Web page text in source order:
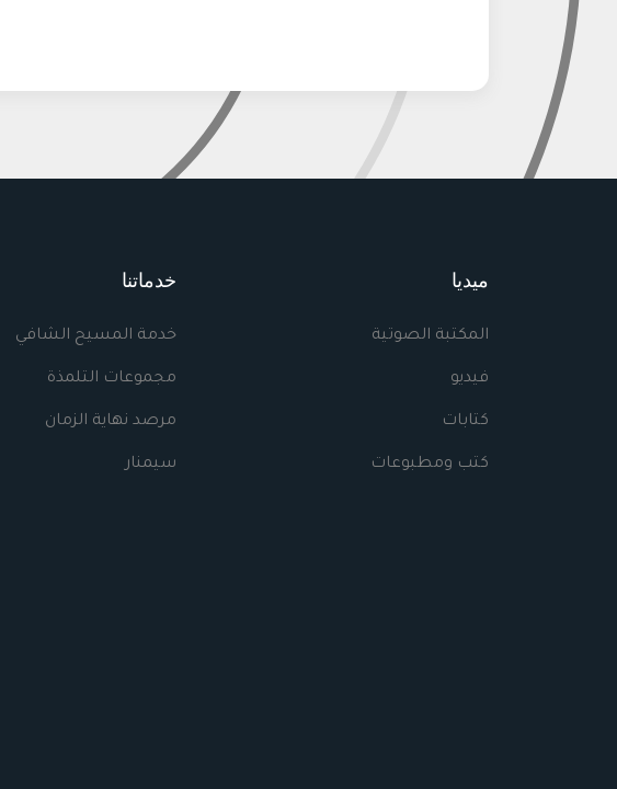
ميديا
المكتبة الصوتية
فيديو
كتابات
كتب ومطبوعات
خدماتنا
خدمة المسيح الشافي
مجموعات التلمذة
مرصد نهاية الزمان
سيمنار